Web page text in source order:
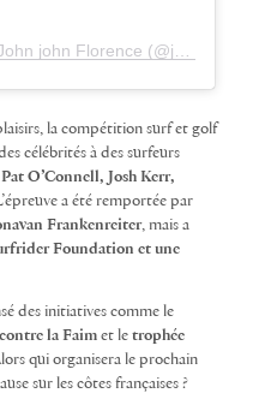
la compétition surf et golf
célébrités à des surfeurs
O’Connell, Josh Kerr,
a été remportée par
Frankenreiter, mais a
Foundation et une
des initiatives comme le
la Faim et le trophée
qui organisera le prochain
sur les côtes françaises ?